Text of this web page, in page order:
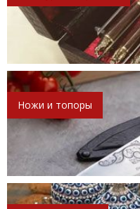
Ножи и топоры